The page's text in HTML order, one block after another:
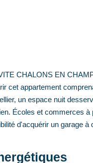
CHALONS EN
cet appartement
un espace nuit
Écoles et commerces
d'acquérir un garage